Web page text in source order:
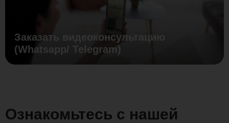
Заказать видеоконсультацию
(Whatsapp/ Telegram)
Ознакомьтесь с нашей